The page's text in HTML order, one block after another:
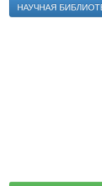
НАУЧНАЯ